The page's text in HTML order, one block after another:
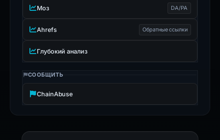
Моз DA/PA
Ahrefs Обратные ссылки
Глубокий анализ
СООБЩИТЬ
ChainAbuse